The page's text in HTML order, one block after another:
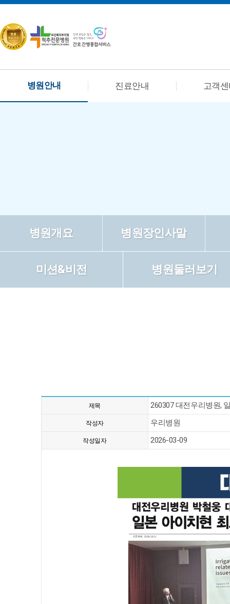
병원안내 진료안내 고객
병원개요 병원장인사말
미션&비전 병원둘러보기
제목 260307 대전우리병원,
작성자 우리병원
작성일자 2026-03-09